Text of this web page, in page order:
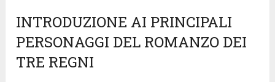
INTRODUZIONE AI PRINCIPALI
PERSONAGGI DEL ROMANZO DEI
TRE REGNI